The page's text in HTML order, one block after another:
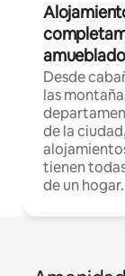
Desde
las
de la
tienen
de un hogar.